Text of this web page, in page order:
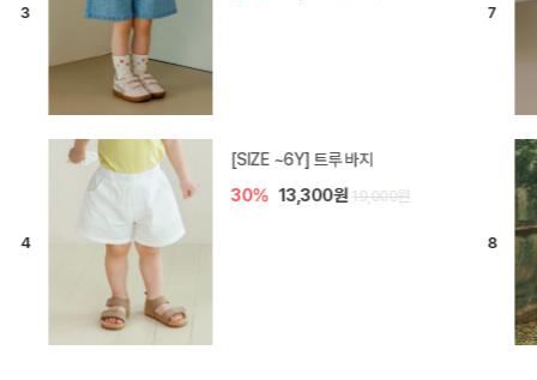
엘로디 니트 아기 바지
20% 16,000원 20,000원